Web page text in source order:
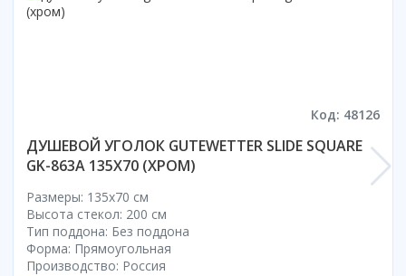
Коврик для душевой кабины
Код: 48126
ДУШЕВОЙ УГОЛОК GUTEWETTER SLIDE SQUARE
GK-863A 135X70 (ХРОМ)
Размеры: 135x70 cм
Высота стекол: 200 см
Тип поддона: Без поддона
Форма: Прямоугольная
Производство: Россия